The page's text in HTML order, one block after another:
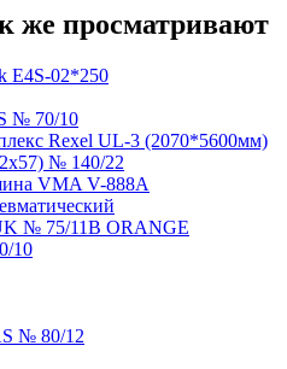
же просматривают
E4S-02*250
№ 70/10
Rexel UL-3 (2070*5600мм)
№ 140/22
VMA V-888A
№ 75/11B ORANGE
10
№ 80/12